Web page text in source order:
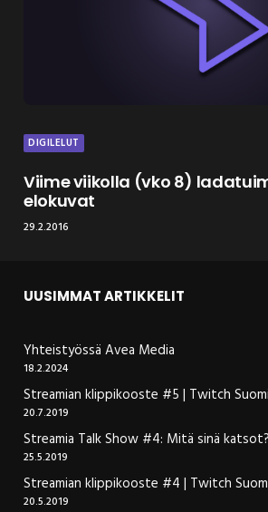
DIGILELUT
Viime viikolla (vko 8)
elokuvat
29.2.2016
UUSIMMAT ARTIKKELIT
Yhteistyössä Avea Media
18.2.2024
Streamian klippikooste #5 | Twitch Suomi
20.7.2019
Streamia Talk Show #4: Mitä sinä katsot?
25.5.2019
Streamian klippikooste #4 | Twitch
20.5.2019